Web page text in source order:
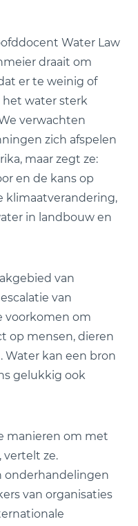
Water Law
draait om
er te weinig of
het water sterk
verwachten
zich afspelen
maar zegt ze:
en de kans op
klimaatverandering,
in landbouw en
van
van
voorkomen om
op mensen, dieren
kan een bron
gelukkig ook
manieren om met
ze.
onderhandelingen
van organisaties